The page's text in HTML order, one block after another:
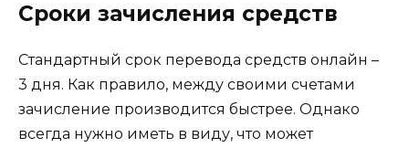
Сроки зачисления средств
Стандартный срок перевода средств онлайн –
3 дня. Как правило, между своими счетами
зачисление производится быстрее. Однако
всегда нужно иметь в виду, что может